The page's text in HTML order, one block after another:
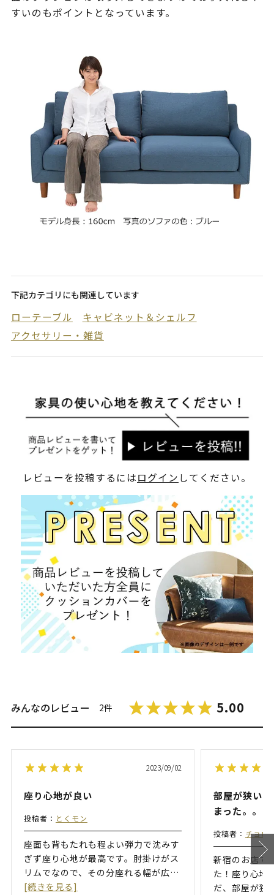
すいのもポイントとなっています。
下記カテゴリにも関連しています
ローテーブル
キャビネット＆シェルフ
アクセサリー・雑貨
レビューを投稿するにはログイン してください。
みんなのレビュー 2件 5.00
2023/09/02
座り心地が良い
投稿者： とくモン
座面も背もたれも程よい弾力で沈みす
ぎず座り心地が最高です。肘掛けがス
リムでなので、その分座れる幅が広…
[続きを見る]
部屋が狭い
まった。。
投稿者： チョロ
新宿のお店で
た！座り心地
だ、部屋が狭